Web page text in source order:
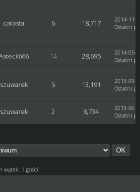
carasta 6 18,717
2014-11-
Ostatni
14 28,695
2014-05-
Ostatni
szuwarek 5 13,191
2013-09-
Ostatni
szuwarek 2 8,734
2013-06-
Ostatni
wątek: 1 gości